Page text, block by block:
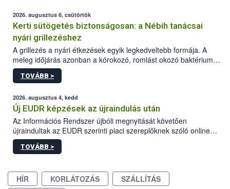
2026. augusztus 6, csütörtök
Kerti sütögetés biztonságosan: a Nébih tanácsai
nyári grillezéshez
A grillezés a nyári étkezések egyik legkedveltebb formája. A
meleg időjárás azonban a kórokozó, romlást okozó baktériumok
gyorsabb szaporodásának is kedvez. A szabadtéri sütögetés
ezért nem csupán a megfelelő sütési technikáról szól: legalább
higiéniai szabályok betartása, a megfelelő hőkezelés, valamint a
maradékok szakszerű tárolása. A Nemzeti Élelmiszerlánc-
biztonsági Hivatal (Nébih) Oktatási Programja összegyűjtötte a
biztonságos grillezés legfontosabb tudnivalóit.
TOVÁBB >
2026. augusztus 4, kedd
Új EUDR képzések az újraindulás után
Az Információs Rendszer újbóli megnyitását követően
újraindultak az EUDR szerinti piaci szereplőknek szóló online
képzések.
TOVÁBB >
HÍR KORLÁTOZÁS
SZÁLLÍTÁS